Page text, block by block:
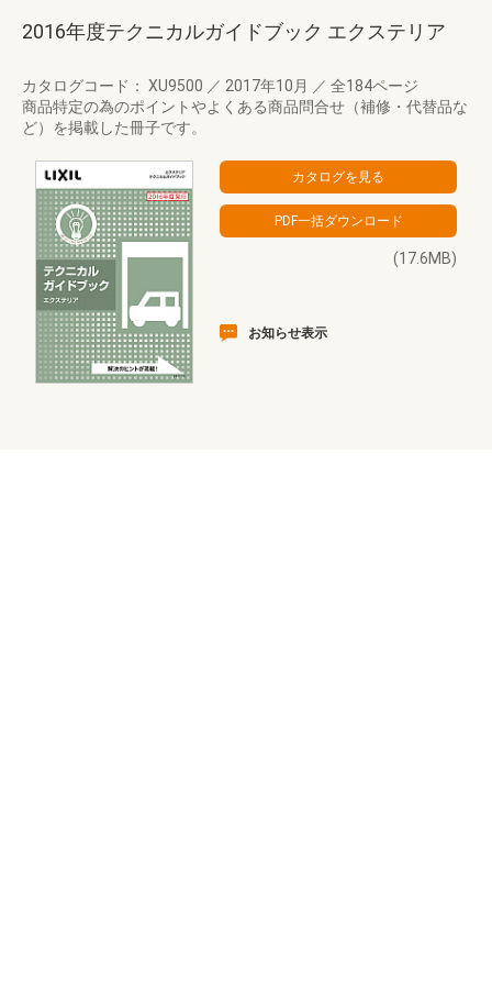
2016年度テクニカルガイドブック エクステリア
カタログコード： XU9500 ／ 2017年10月 ／ 全184ページ
商品特定の為のポイントやよくある商品問合せ（補修・代替品な
ど）を掲載した冊子です。
(17.6MB)
お知らせ表示